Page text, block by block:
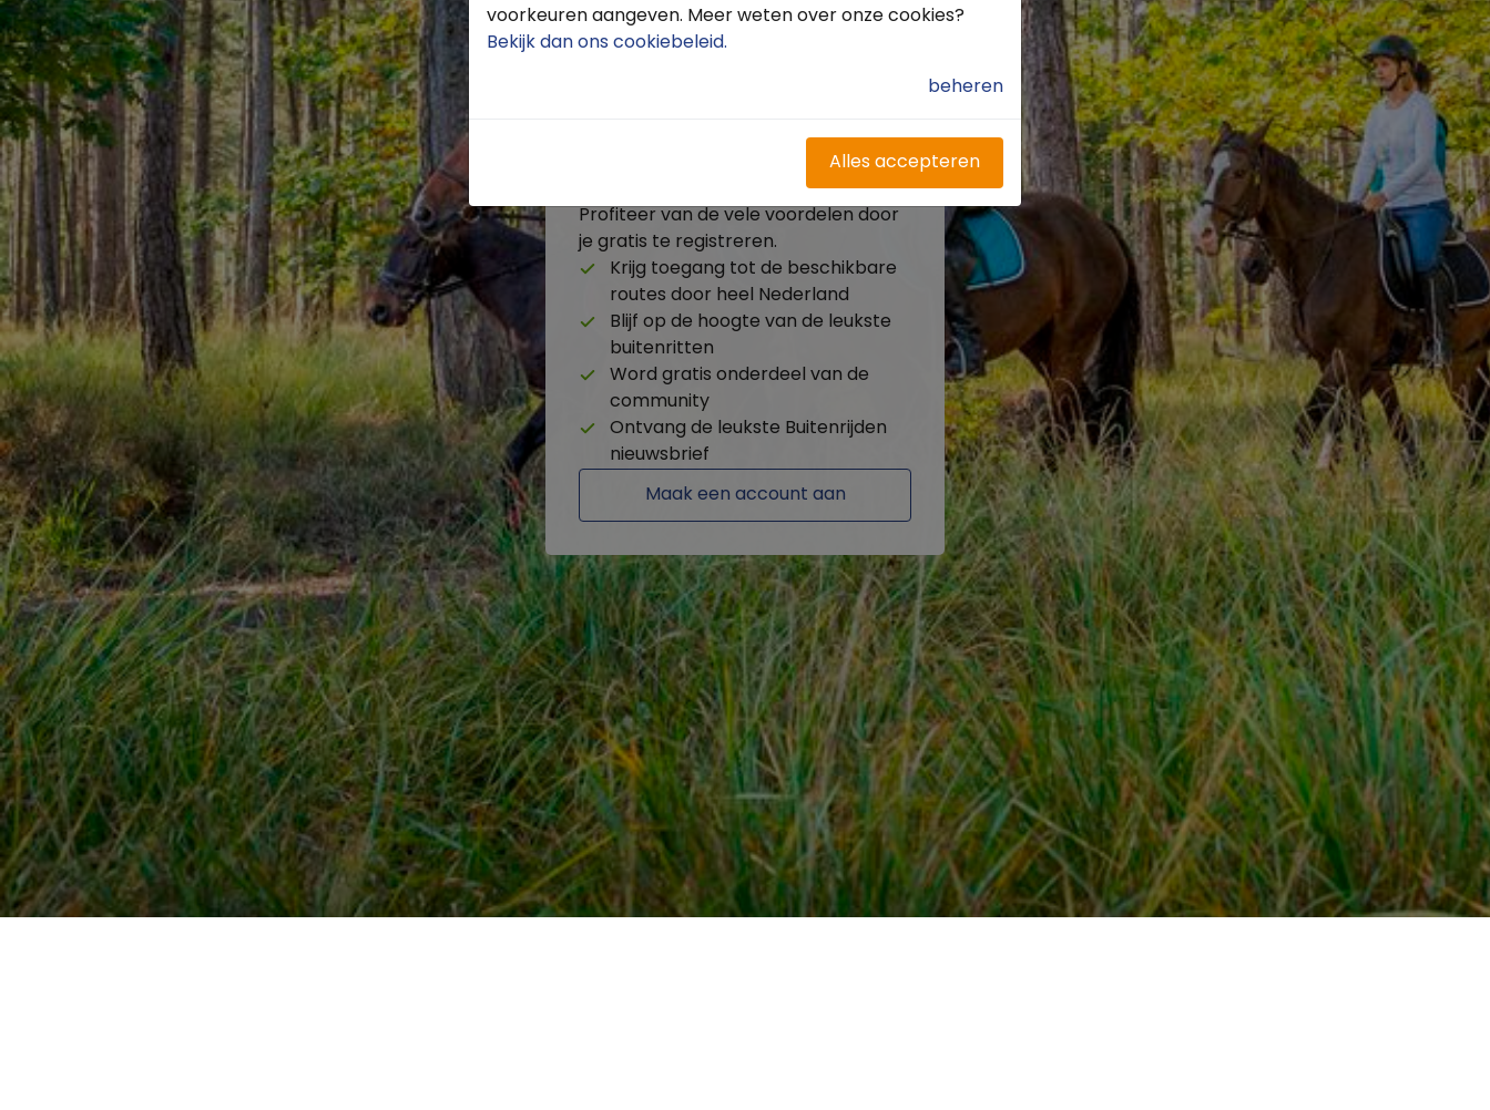
Inloggen
Wachtwoord vergeten?
Heb je nog geen account?
Profiteer van de vele voordelen door
je gratis te registreren.
Krijg toegang tot de beschikbare
routes door heel Nederland
Blijf op de hoogte van de leukste
buitenritten
Word gratis onderdeel van de
community
Ontvang de leukste Buitenrijden
nieuwsbrief
Maak een account aan
voorkeuren aangeven. Meer weten over onze cookies?
Bekijk dan ons cookiebeleid.
beheren
Alles accepteren